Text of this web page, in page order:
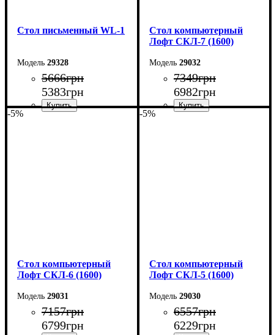
Стол письменный WL-1
29328
5666грн
5383грн
Стол компьютерный
Лофт СКЛ-7 (1600)
29032
7349грн
6982грн
-5%
Стол компьютерный
Лофт СКЛ-6 (1600)
29031
7157грн
6799грн
-5%
Стол компьютерный
Лофт СКЛ-5 (1600)
29030
6557грн
6229грн